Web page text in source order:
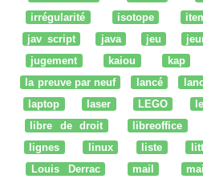
irrégularité
isotope
jav script
java jeu
jugement
kaiou kap
la preuve par neuf
lancé
laptop
laser LEGO
libre de droit
libreoffice
lignes
linux liste
Louis Derrac
mail